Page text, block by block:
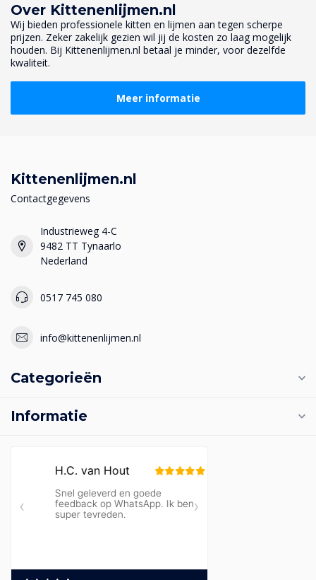
Over Kittenenlijmen.nl
Wij bieden professionele kitten en lijmen aan tegen scherpe
prijzen. Zeker zakelijk gezien wil jij de kosten zo laag mogelijk
houden. Bij Kittenenlijmen.nl betaal je minder, voor dezelfde
kwaliteit.
Meer informatie
Kittenenlijmen.nl
Contactgegevens
Industrieweg 4-C
9482 TT Tynaarlo
Nederland
0517 745 080
info@kittenenlijmen.nl
Categorieën
Informatie